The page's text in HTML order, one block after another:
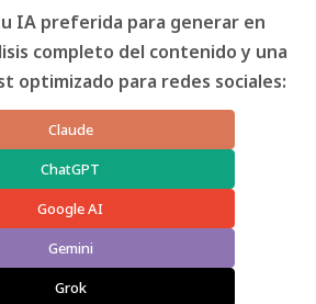
IA preferida para generar en
completo del contenido y una
optimizado para redes sociales:
Claude
ChatGPT
Google AI
Gemini
Grok